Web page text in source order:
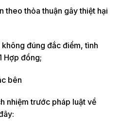
theo thỏa thuận gây thiệt hại
đúng đắc điểm, tình
Hợp đồng;
bên
nhiệm trước pháp luật về